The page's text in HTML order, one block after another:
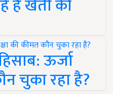
हैं खेती की
ऊर्जा
चुका रहा है?